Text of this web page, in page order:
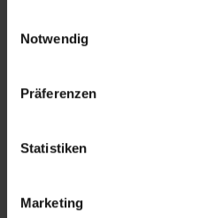
Notwendig
Präferenzen
Statistiken
Marketing